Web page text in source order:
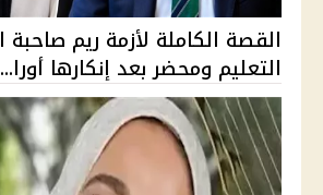
التعليم ومحضر بعد إنكارها أورا...